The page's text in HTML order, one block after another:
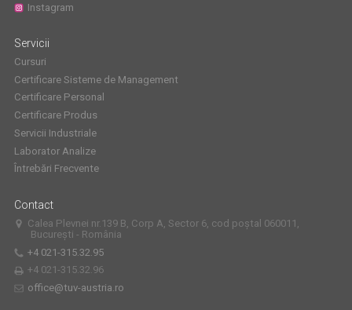
Servicii
Cursuri
Certificare Sisteme de Management
Certificare Personal
Certificare Produs
Servicii Industriale
Laborator Analize
Întrebări Frecvente
Instagram
Contact
Calea Plevnei nr.139 B, Corp A, Sector 6, cod poștal 060011,
București - România
+4 021-315.32.95
+4 021-315.32.96
office@tuv-austria.ro